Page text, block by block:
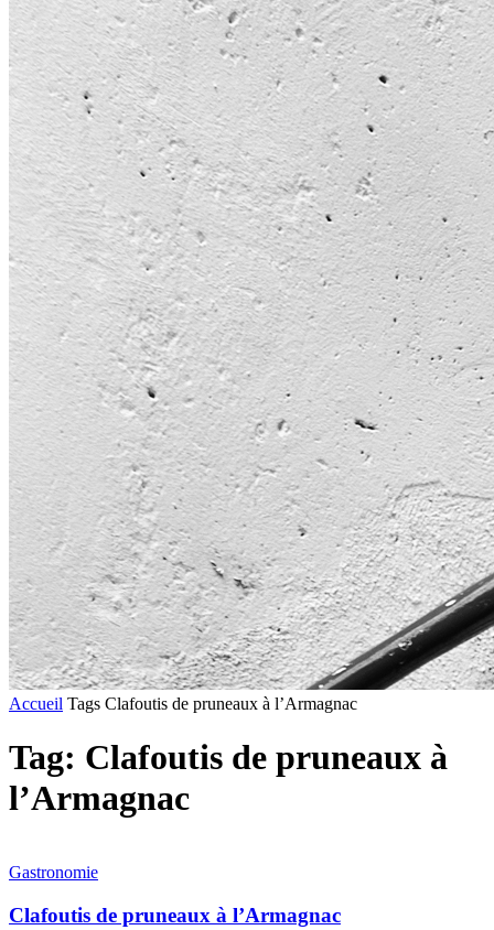
Accueil Tags Clafoutis de pruneaux à l’Armagnac
Tag: Clafoutis de pruneaux à
l’Armagnac
Gastronomie
Clafoutis de pruneaux à l’Armagnac